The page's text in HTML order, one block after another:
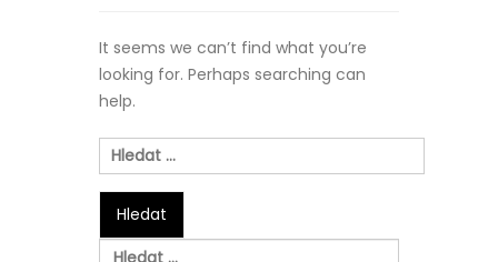
It seems we can’t find what you’re
looking for. Perhaps searching can
help.
Vyhledávání
Vyhledávání